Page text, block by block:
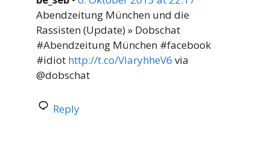
Abendzeitung München und die
Rassisten (Update) » Dobschat
#Abendzeitung München #facebook
#idiot http://t.co/VIaryhheV6 via
@dobschat
Reply